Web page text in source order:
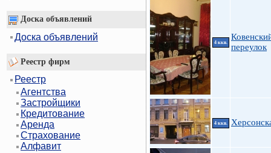
Доска объявлений
Доска объявлений
Реестр фирм
Реестр
Агентства
Застройщики
Кредитование
Аренда
Страхование
Алфавит
4 ккв.
переулок
4 ккв.